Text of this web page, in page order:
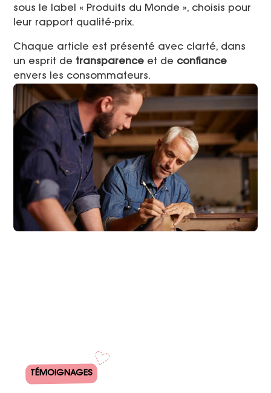
sous le label « Produits du Monde », choisis pour
leur rapport qualité-prix.
Chaque article est présenté avec clarté, dans
un esprit de transparence et de confiance
envers les consommateurs.
TÉMOIGNAGES